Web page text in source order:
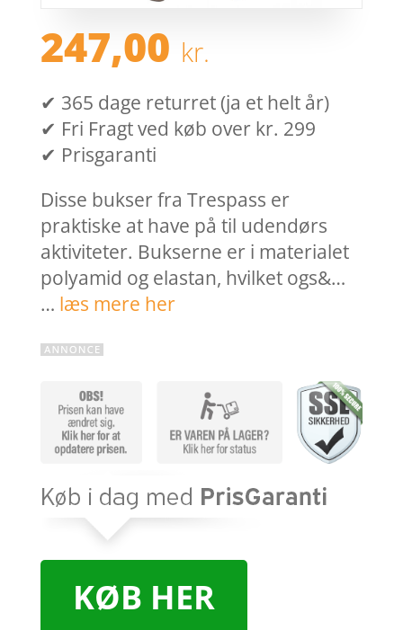
247,00 kr.
✔ 365 dage returret (ja et helt år)
✔ Fri Fragt ved køb over kr. 299
✔ Prisgaranti
Disse bukser fra Trespass er
praktiske at have på til udendørs
aktiviteter. Bukserne er i materialet
polyamid og elastan, hvilket ogs&…
… læs mere her
KØB HER